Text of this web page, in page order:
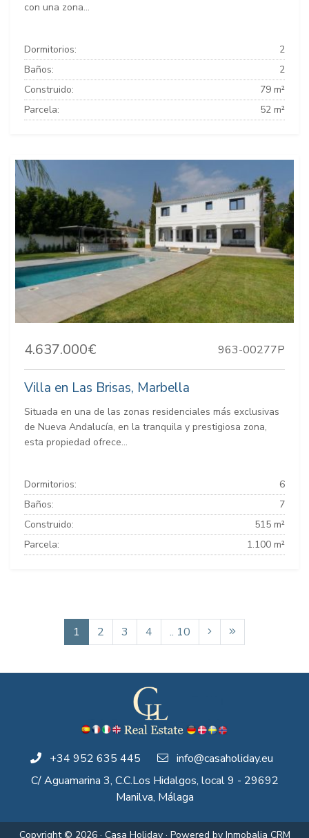
con una zona...
Dormitorios:
2
Baños:
2
Construido:
79 m²
Parcela:
52 m²
4.637.000€ 963-00277P
Villa en Las Brisas, Marbella
Situada en una de las zonas residenciales más exclusivas
de Nueva Andalucía, en la tranquila y prestigiosa zona,
esta propiedad ofrece...
Dormitorios:
6
Baños:
7
Construido:
515 m²
Parcela:
1.100 m²
1 2 3 4 .. 10
+34 952 635 445
info@casaholiday.eu
C/ Aguamarina 3, C.C.Los Hidalgos, local 9 - 29692
Manilva, Málaga
Copyright © 2026 · Casa Holiday · Powered by Inmobalia CRM